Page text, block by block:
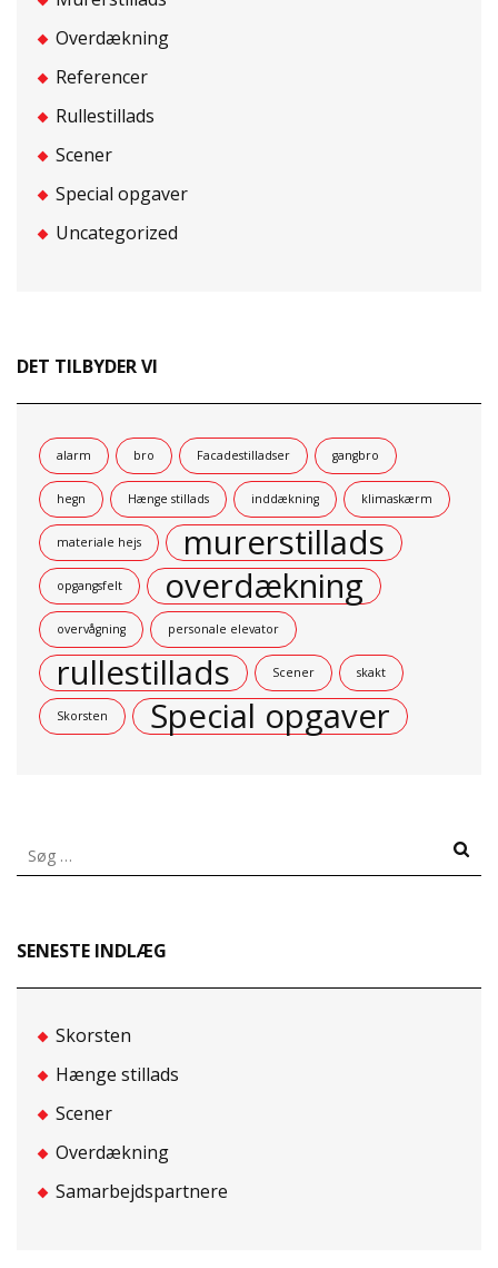
Overdækning
Referencer
Rullestillads
Scener
Special opgaver
Uncategorized
DET TILBYDER VI
alarm bro Facadestilladser gangbro
hegn Hænge stillads inddækning klimaskærm
materiale hejs murerstillads
opgangsfelt overdækning
overvågning personale elevator
rullestillads Scener skakt
Skorsten Special opgaver
Søg
efter:
SENESTE INDLÆG
Skorsten
Hænge stillads
Scener
Overdækning
Samarbejdspartnere